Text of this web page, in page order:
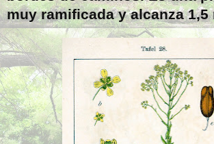
muy ramificada y alcanza1,5